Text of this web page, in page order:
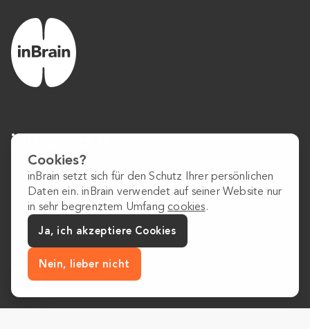
inBrain B.V.
Rijnzathe 14
3454 PV Utrecht
+31 (0)30 223 1640
info@inbrain.nl
Cookies?
inBrain setzt sich für den Schutz Ihrer persönlichen
Daten ein. inBrain verwendet auf seiner Website nur
in sehr begrenztem Umfang cookies.
Ja, ich akzeptiere Cookies
Nein, lieber nicht